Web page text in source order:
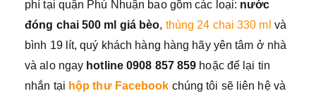
phí tại quận Phú Nhuận bao gồm các loại: nước
đóng chai 500 ml giá bèo, thùng 24 chai 330 ml và
bình 19 lít, quý khách hàng hàng hãy yên tâm ở nhà
và alo ngay hotline 0908 857 859 hoặc để lại tin
nhắn tại hộp thư Facebook chúng tôi sẽ liên hệ và